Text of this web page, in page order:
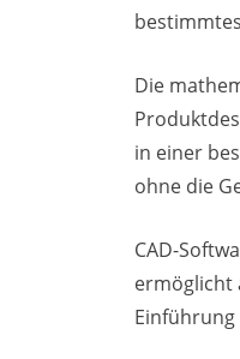
Die
in einer
ohne die
CAD-
ermöglicht
Einführung